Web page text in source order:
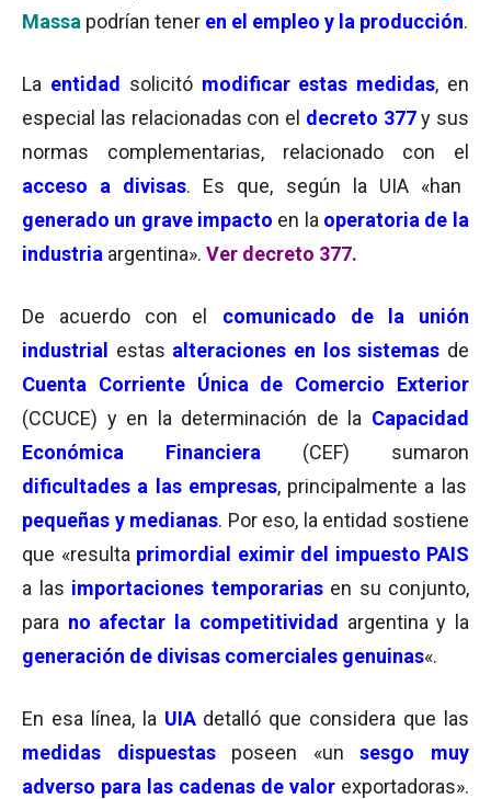
Massa podrían tener en el empleo y la producción.
La entidad solicitó modificar estas medidas, en
especial las relacionadas con el decreto 377 y sus
normas complementarias, relacionado con el
acceso a divisas. Es que, según la UIA «han
generado un grave impacto en la operatoria de la
industria argentina». Ver decreto 377.
De acuerdo con el comunicado de la unión
industrial
estas alteraciones en los sistemas de
Cuenta Corriente Única de Comercio Exterior
(CCUCE) y en la determinación de la Capacidad
Económica Financiera
(CEF) sumaron
dificultades a las empresas, principalmente a las
pequeñas y medianas. Por eso, la entidad sostiene
que «resulta primordial eximir del impuesto PAIS
a las importaciones temporariasen su conjunto,
para no afectar la competitividad
argentina y la
generación de divisas comerciales genuinas«.
En esa línea, la UIAdetalló que considera que las
medidas dispuestas
poseen «unsesgo muy
adverso para las cadenas de valor exportadoras».